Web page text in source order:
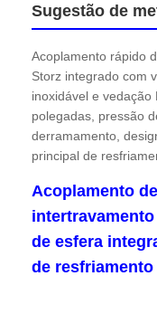
Sugestão de
Acoplamento rápido
Storz integrado com
inoxidável e
polegadas, pressão
derramamento,
principal de
Acoplamento
de esfera
de